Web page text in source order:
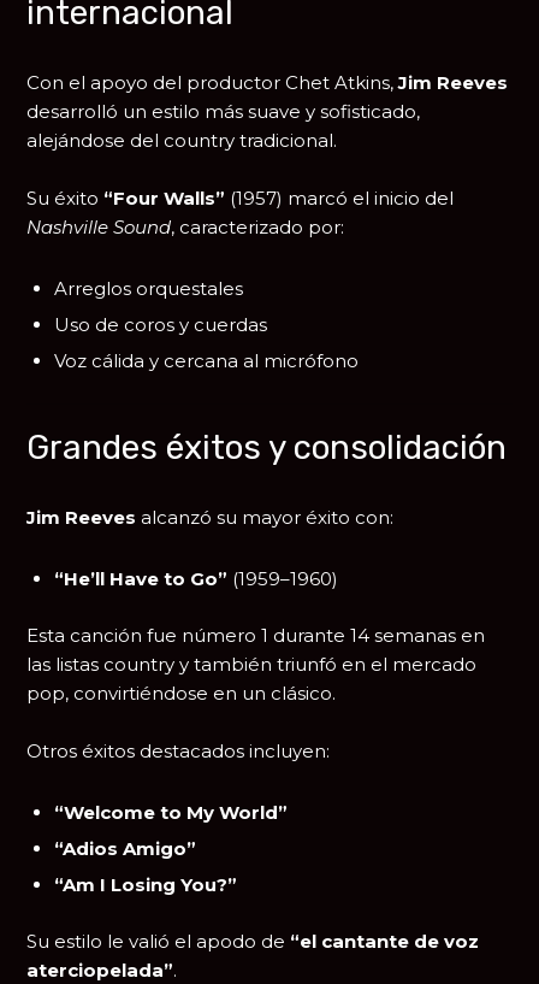
internacional
Con el apoyo del productorChet Atkins,Jim Reeves
desarrolló un estilo más suave y sofisticado,
alejándose del country tradicional.
Su éxito “Four Walls” (1957) marcó el inicio del
Nashville Sound, caracterizado por:
Arreglos orquestales
Uso de coros y cuerdas
Voz cálida y cercana al micrófono
Grandes éxitos y consolidación
Jim Reeves alcanzó su mayor éxito con:
“He’ll Have to Go” (1959–1960)
Esta canción fue número 1 durante 14 semanas en
las listas country y también triunfó en el mercado
pop, convirtiéndose en un clásico.
Otros éxitos destacados incluyen:
“Welcome to My World”
“Adios Amigo”
“Am I Losing You?”
Su estilo le valió el apodo de “el cantante de voz
aterciopelada”.